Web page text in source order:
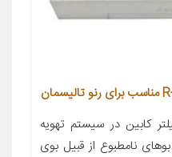
کابین در سیستم تهویه
نامطبوع از قبیل بوی